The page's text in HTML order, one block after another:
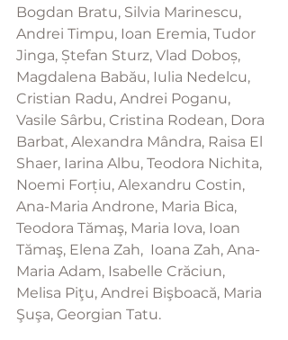
Bogdan Bratu, Silvia Marinescu,
Andrei Timpu, Ioan Eremia, Tudor
Jinga, Ștefan Sturz, Vlad Doboș,
Magdalena Babău, Iulia Nedelcu,
Cristian Radu, Andrei Poganu,
Vasile Sârbu, Cristina Rodean, Dora
Barbat, Alexandra Mândra, Raisa El
Shaer, Iarina Albu, Teodora Nichita,
Noemi Forțiu, Alexandru Costin,
Ana-Maria Androne, Maria Bica,
Teodora Tămaş, Maria Iova, Ioan
Tămaş, Elena Zah,  Ioana Zah, Ana-
Maria Adam, Isabelle Crăciun,
Melisa Piţu, Andrei Bişboacă, Maria
Şuşa, Georgian Tatu.